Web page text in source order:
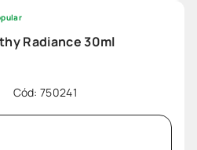
Radiance 30ml
Cód:750241